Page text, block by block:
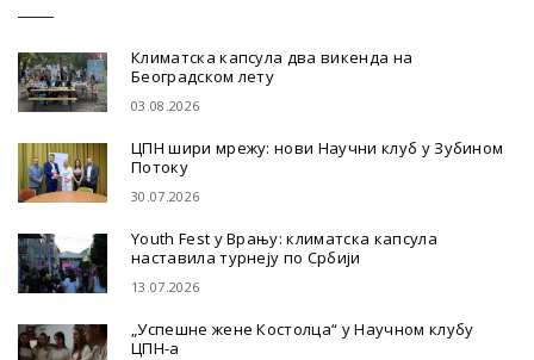
Климатска капсула два викенда на
Београдском лету
03.08.2026
ЦПН шири мрежу: нови Научни клуб у Зубином
Потоку
30.07.2026
Youth Fest у Врању: климатска капсула
наставила турнеју по Србији
13.07.2026
„Успешне жене Костолца“ у Научном клубу
ЦПН-а